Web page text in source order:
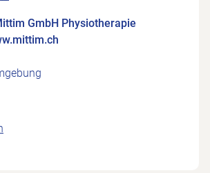
GmbH Physiotherapie